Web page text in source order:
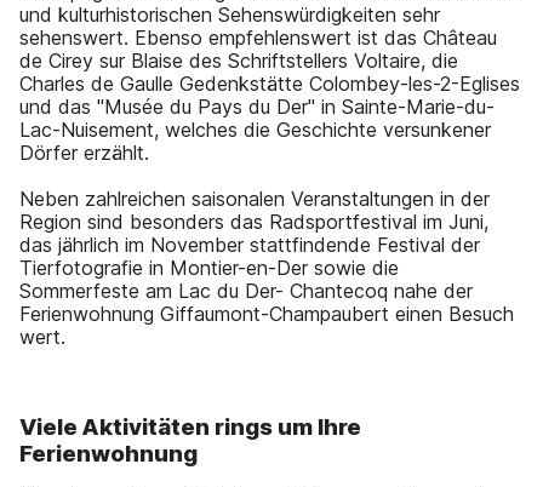
und kulturhistorischen Sehenswürdigkeiten sehr
sehenswert. Ebenso empfehlenswert ist das Château
de Cirey sur Blaise des Schriftstellers Voltaire, die
Charles de Gaulle Gedenkstätte Colombey-les-2-Eglises
und das "Musée du Pays du Der" in Sainte-Marie-du-
Lac-Nuisement, welches die Geschichte versunkener
Dörfer erzählt.
Neben zahlreichen saisonalen Veranstaltungen in der
Region sind besonders das Radsportfestival im Juni,
das jährlich im November stattfindende Festival der
Tierfotografie in Montier-en-Der sowie die
Sommerfeste am Lac du Der- Chantecoq nahe der
Ferienwohnung Giffaumont-Champaubert einen Besuch
wert.
Viele Aktivitäten rings um Ihre
Ferienwohnung